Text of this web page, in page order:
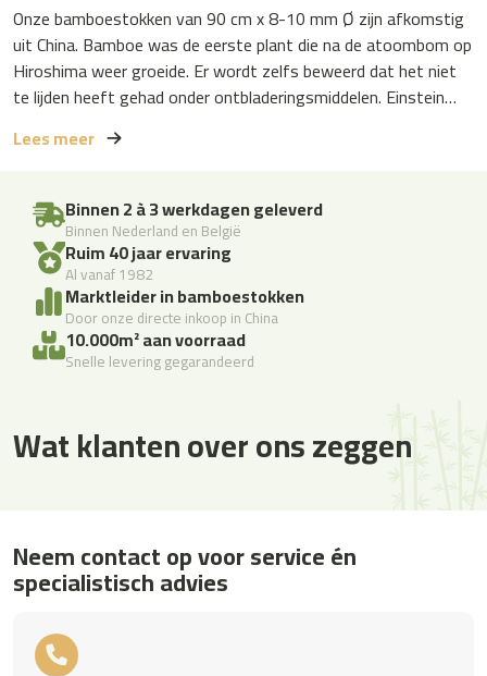
Onze bamboestokken van 90 cm x 8-10 mm Ø zijn afkomstig
uit China. Bamboe was de eerste plant die na de atoombom op
Hiroshima weer groeide. Er wordt zelfs beweerd dat het niet
te lijden heeft gehad onder ontbladeringsmiddelen. Einstein…
Lees meer
Binnen 2 à 3 werkdagen geleverd
Binnen Nederland en België
Ruim 40 jaar ervaring
Al vanaf 1982
Marktleider in bamboestokken
Door onze directe inkoop in China
10.000m² aan voorraad
Snelle levering gegarandeerd
Wat klanten over ons zeggen
Neem contact op voor service én
specialistisch advies